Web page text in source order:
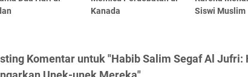
Kanada
Siswi Muslim
Komentar untuk "Habib Salim Segaf Al Jufri: